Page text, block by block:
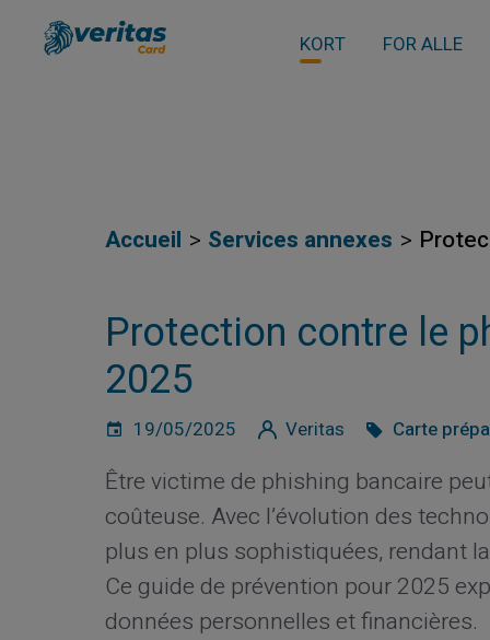
KORT FOR ALLE
Accueil Services annexes
Protection contre le
2025
19/05/2025 Veritas Carte
Être victime de phishing bancaire
coûteuse. Avec l’évolution des
plus en plus sophistiquées, rendant
Ce guide de prévention pour 2025
données personnelles et financières.